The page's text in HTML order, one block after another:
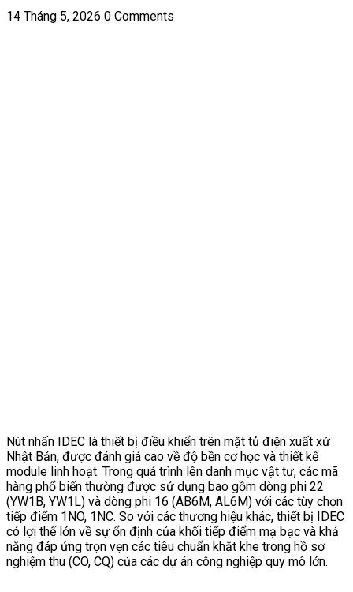
14 Tháng 5, 2026 0 Comments
Nút nhấn IDEC là thiết bị điều khiển trên mặt tủ điện xuất xứ
Nhật Bản, được đánh giá cao về độ bền cơ học và thiết kế
module linh hoạt. Trong quá trình lên danh mục vật tư, các mã
hàng phổ biến thường được sử dụng bao gồm dòng phi 22
(YW1B, YW1L) và dòng phi 16 (AB6M, AL6M) với các tùy chọn
tiếp điểm 1NO, 1NC. So với các thương hiệu khác, thiết bị IDEC
có lợi thế lớn về sự ổn định của khối tiếp điểm mạ bạc và khả
năng đáp ứng trọn vẹn các tiêu chuẩn khắt khe trong hồ sơ
nghiệm thu (CO, CQ) của các dự án công nghiệp quy mô lớn.